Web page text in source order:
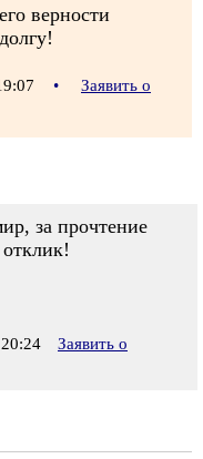
верности
•
Заявить о
за прочтение
Заявить о